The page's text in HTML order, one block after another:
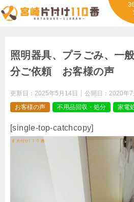
照明器具、プラごみ、一
分ご依頼 お客様の声
更新日： 2025年5月14日 公開日： 2020年7
お客様の声
不用品回収・処分 家電
[single-top-catchcopy]